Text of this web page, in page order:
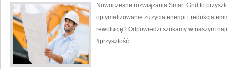
Nowoczesne rozwiązania Smart Grid to
optymalizowanie zużycia energii i redukcja
rewolucję? Odpowiedzi szukamy w naszym
#przyszłość